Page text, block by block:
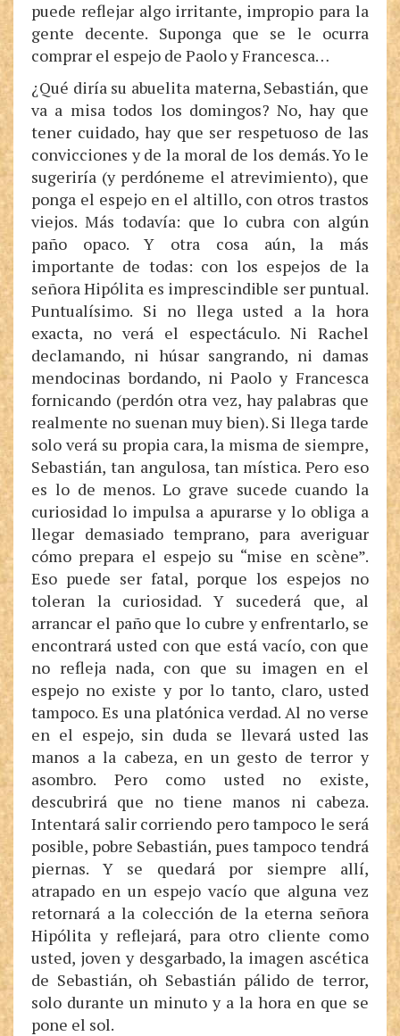
puede reflejar algo irritante, impropio para la
gente decente. Suponga que se le ocurra
comprar el espejo de Paolo y Francesca…
¿Qué diría su abuelita materna, Sebastián, que
va a misa todos los domingos? No, hay que
tener cuidado, hay que ser respetuoso de las
convicciones y de la moral de los demás. Yo le
sugeriría (y perdóneme el atrevimiento), que
ponga el espejo en el altillo, con otros trastos
viejos. Más todavía: que lo cubra con algún
paño opaco. Y otra cosa aún, la más
importante de todas: con los espejos de la
señora Hipólita es imprescindible ser puntual.
Puntualísimo. Si no llega usted a la hora
exacta, no verá el espectáculo. Ni Rachel
declamando, ni húsar sangrando, ni damas
mendocinas bordando, ni Paolo y Francesca
fornicando (perdón otra vez, hay palabras que
realmente no suenan muy bien). Si llega tarde
solo verá su propia cara, la misma de siempre,
Sebastián, tan angulosa, tan mística. Pero eso
es lo de menos. Lo grave sucede cuando la
curiosidad lo impulsa a apurarse y lo obliga a
llegar demasiado temprano, para averiguar
cómo prepara el espejo su “mise en scène”.
Eso puede ser fatal, porque los espejos no
toleran la curiosidad. Y sucederá que, al
arrancar el paño que lo cubre y enfrentarlo, se
encontrará usted con que está vacío, con que
no refleja nada, con que su imagen en el
espejo no existe y por lo tanto, claro, usted
tampoco. Es una platónica verdad. Al no verse
en el espejo, sin duda se llevará usted las
manos a la cabeza, en un gesto de terror y
asombro. Pero como usted no existe,
descubrirá que no tiene manos ni cabeza.
Intentará salir corriendo pero tampoco le será
posible, pobre Sebastián, pues tampoco tendrá
piernas. Y se quedará por siempre allí,
atrapado en un espejo vacío que alguna vez
retornará a la colección de la eterna señora
Hipólita y reflejará, para otro cliente como
usted, joven y desgarbado, la imagen ascética
de Sebastián, oh Sebastián pálido de terror,
solo durante un minuto y a la hora en que se
pone el sol.